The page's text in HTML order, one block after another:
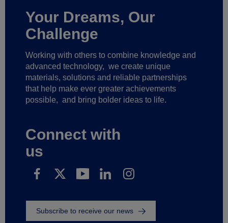
Your Dreams, Our
Challenge
Working with others to combine knowledge and
advanced technology, we create unique
materials, solutions and reliable partnerships
that help make ever greater achievements
possible, and bring bolder ideas to life.
Connect with
us
Subscribe to receive our news